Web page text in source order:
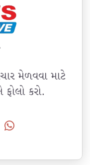
મેળવવા માટે
કરો.